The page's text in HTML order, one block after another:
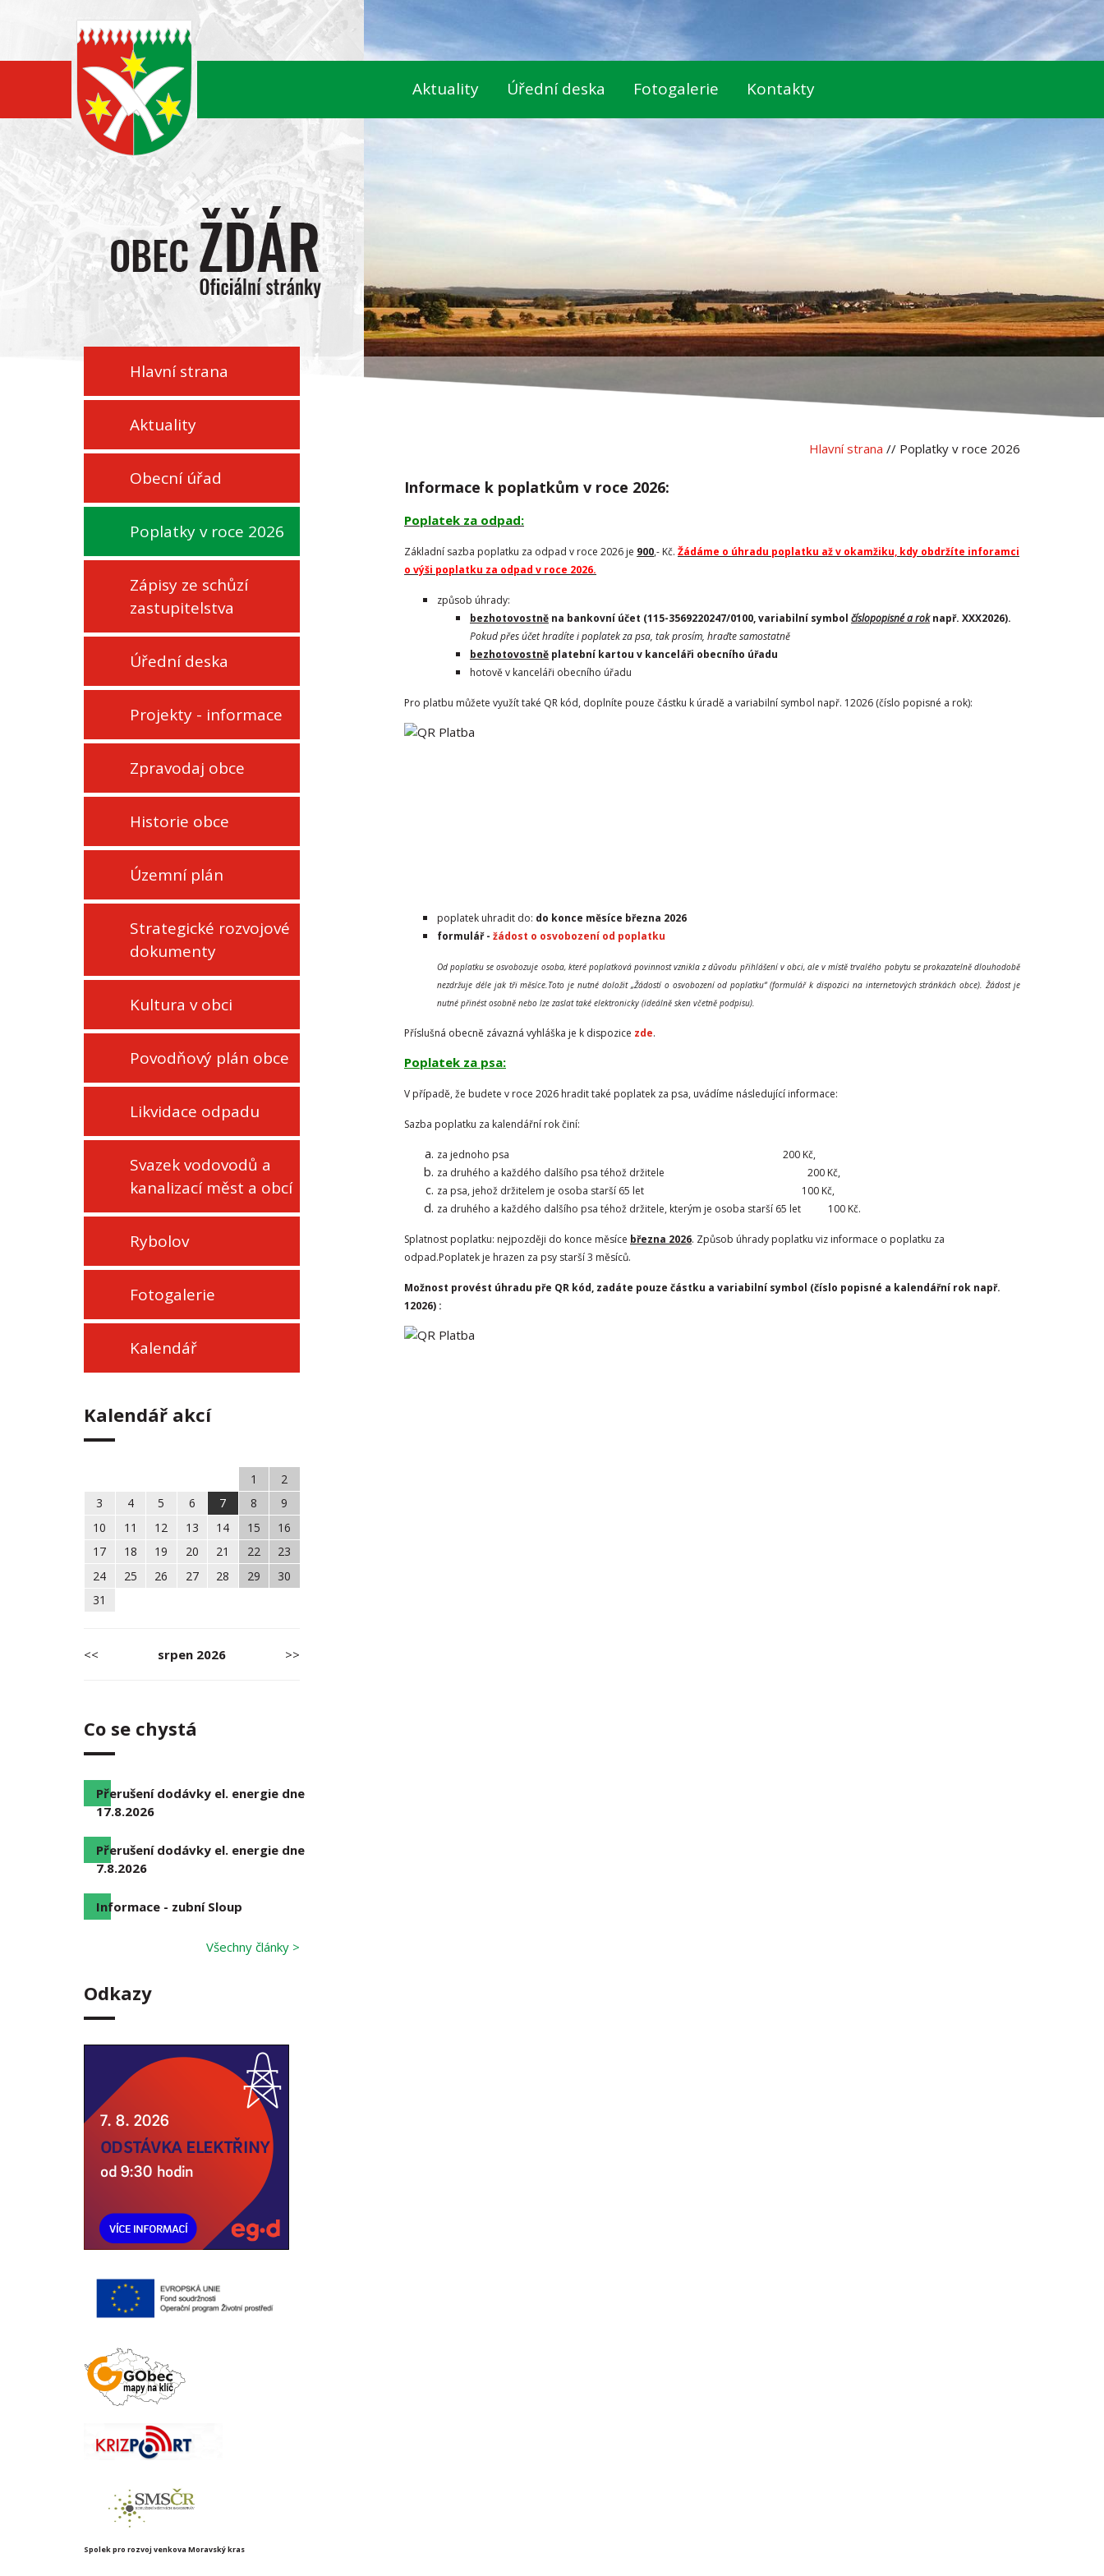
Aktuality Úřední deska Fotogalerie Kontakty
Hlavní strana
Aktuality
Obecní úřad
Poplatky v roce 2026
Zápisy ze schůzí
zastupitelstva
Úřední deska
Projekty - informace
Zpravodaj obce
Historie obce
Územní plán
Strategické rozvojové
dokumenty
Kultura v obci
Povodňový plán obce
Likvidace odpadu
Svazek vodovodů a
kanalizací měst a obcí
Rybolov
Fotogalerie
Kalendář
Kalendář akcí
1
2
3
4 5 6 7 8
9
10
11 12 13 14 15
16
17
18 19 20 21 22
23
24
25 26 27 28 29
30
31
<< srpen 2026 >>
Co se chystá
Přerušení dodávky el. energie dne
17.8.2026
Přerušení dodávky el. energie dne
7.8.2026
Informace - zubní Sloup
Všechny články >
Odkazy
Spolek pro rozvoj venkova Moravský kras
Hlavní strana // Poplatky v roce 2026
Informace k poplatkům v roce 2026:
Poplatek za odpad:
Základní sazba poplatku za odpad v roce 2026 je 900,- Kč. Žádáme o úhradu poplatku až v okamžiku, kdy obdržíte inforamci
o výši poplatku za odpad v roce 2026.
způsob úhrady:
bezhotovostně na bankovní účet (115-3569220247/0100, variabilní symbol číslopopisné a roknapř. XXX2026).
Pokud přes účet hradíte i poplatek za psa, tak prosím, hraďte samostatně
bezhotovostně platební kartou v kanceláři obecního úřadu
hotově v kanceláři obecního úřadu
​Pro platbu můžete využít také QR kód, doplníte pouze částku k úradě a variabilní symbol např. 12026 (číslo popisné a rok):
poplatek uhradit do: do konce měsíce března 2026
formulář - žádost o osvobození od poplatku
Od poplatku se osvobozuje osoba, které poplatková povinnost vznikla z důvodu přihlášení v obci, ale v místě trvalého pobytu se prokazatelně dlouhodobě
nezdržuje déle jak tři měsíce.Toto je nutné doložit „Žádostí o osvobození od poplatku“ (formulář k dispozici na internetových stránkách obce). Žádost je
nutné přinést osobně nebo lze zaslat také elektronicky (ideálně sken včetně podpisu).
Příslušná obecně závazná vyhláška je k dispozice zde.
Poplatek za psa:
V případě, že budete v roce 2026 hradit také poplatek za psa, uvádíme následující informace:
Sazba poplatku za kalendářní rok činí:
za jednoho psa 200 Kč,
za druhého a každého dalšího psa téhož držitele 200 Kč,
za psa, jehož držitelem je osoba starší 65 let 100 Kč,
za druhého a každého dalšího psa téhož držitele, kterým je osoba starší 65 let 100 Kč.
Splatnost poplatku: nejpozději do konce měsíce března 2026. Způsob úhrady poplatku viz informace o poplatku za
odpad.Poplatek je hrazen za psy starší 3 měsíců.
Možnost provést úhradu pře QR kód, zadáte pouze částku a variabilní symbol (číslo popisné a kalendářní rok např.
12026) :